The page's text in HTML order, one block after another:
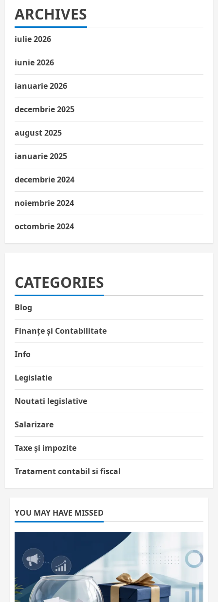
ARCHIVES
iulie 2026
iunie 2026
ianuarie 2026
decembrie 2025
august 2025
ianuarie 2025
decembrie 2024
noiembrie 2024
octombrie 2024
CATEGORIES
Blog
Finanțe și Contabilitate
Info
Legislatie
Noutati legislative
Salarizare
Taxe și impozite
Tratament contabil si fiscal
YOU MAY HAVE MISSED